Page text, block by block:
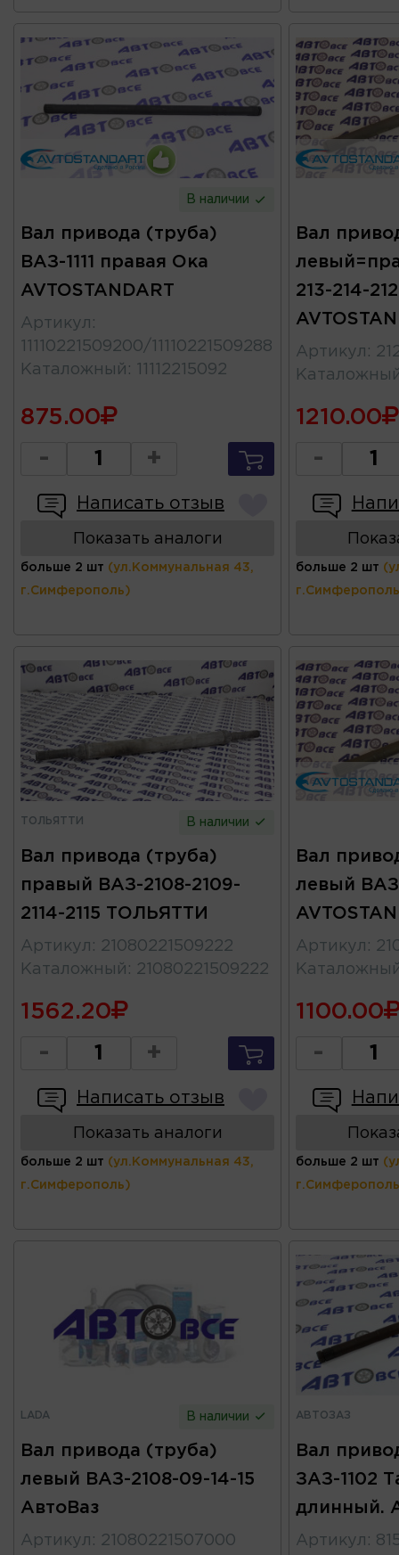
В наличии
Вал привода (труба)
ВАЗ-1111 правая Ока
AVTOSTANDART
Артикул :
11110221509200/11110221509288
Каталожный : 11112215092
875.00
- +
Написать отзыв
Показать аналоги
больше 2 шт (ул.Коммунальная 43,
г.Симферополь)
Вал
213-214-
Артикул :
1210.00
-
больше 2 шт
ТОЛЬЯТТИ В наличии
Вал привода (труба)
правый ВАЗ-2108-2109-
2114-2115 ТОЛЬЯТТИ
Артикул : 21080221509222
Каталожный : 21080221509222
1562.20
- +
Написать отзыв
Показать аналоги
больше 2 шт (ул.Коммунальная 43,
г.Симферополь)
Вал
левый
Артикул :
1100.00
-
больше 2 шт
LADA В наличии
Вал привода (труба)
левый ВАЗ-2108-09-14-15
АвтоВаз
Артикул : 21080221507000
АВТОЗАЗ
Вал
ЗАЗ-1102
длинный.
Артикул :